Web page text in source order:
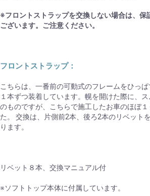
※フロントストラップを交換しない場合は、保
ございます。ご注意ください。
フロントストラップ：
こちらは、一番前の可動式のフレームをひっ
１本ずつ装着しています。幌を開けた際に、
のものですが、こちらで施工したお車のほぼ
た。 交換は、片側前2本、後ろ2本のリベット
ります。
リベット８本、交換マニュアル付
※ソフトトップ本体に付属しています。